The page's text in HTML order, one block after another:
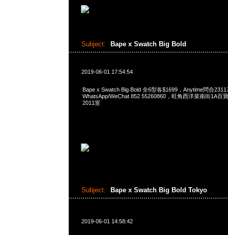
Subject: Bape x Swatch Big Bold
2019-06-01 17:54:54
Bape x Swatch Big Bold 全6型各$1699，Anytime問合
WhatsApp/WeChat 852 55260860，旺角西洋菜南街1A百
2011室
Subject: Bape x Swatch Big Bold Tokyo
2019-06-01 14:58:42